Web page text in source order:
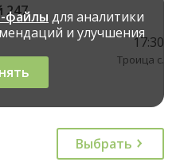
247
17:30
Троица с.
Выбрать
файлы для аналитики
и улучшения